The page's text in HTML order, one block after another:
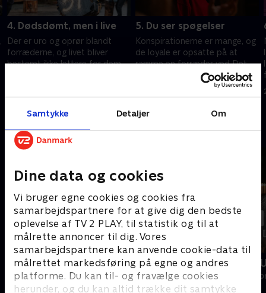
Samtykke Detaljer Om
Dine data og cookies
Vi bruger egne cookies og cookies fra
samarbejdspartnere for at give dig den bedste
oplevelse af TV 2 PLAY, til statistik og til at
målrette annoncer til dig. Vores
samarbejdspartnere kan anvende cookie-data til
målrettet markedsføring på egne og andres
platforme. Du kan til- og fravælge cookies
herunder, og du kan altid trække dit samtykke
4. Dødsdømt, men i live
Der er uro og oprør blandt
forræderne, og livet bliver
bestemt ikke lettere for dem,
benspænd for dem.
5. Du ser spøgelser
Konspirationerne er mange, og
de loyale er opsatte på at
ramme en forræder ved Det
runde bord. Men hvilke teorier
holder vand, og hvem ser i
stedet spøgelser?
Andre så også
Forræder
Reality • 4 sæsoner
Forræder -
Reality • 2